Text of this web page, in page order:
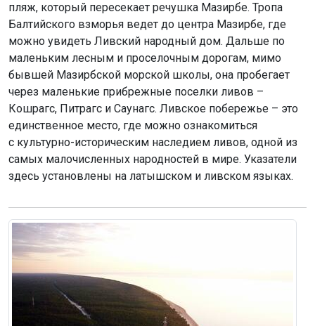
пляж, который пересекает речушка Мазирбе. Тропа
Балтийского взморья ведет до центра Мазирбе, где
можно увидеть Ливский народный дом. Дальше по
маленьким лесным и проселочным дорогам, мимо
бывшей Мазирбской морской школы, она пробегает
через маленькие прибрежные поселки ливов –
Кошрагс, Питрагс и Саунагс. Ливское побережье – это
единственное место, где можно ознакомиться
с культурно-историческим наследием ливов, одной из
самых малочисленных народностей в мире. Указатели
здесь установлены на латышском и ливском языках.